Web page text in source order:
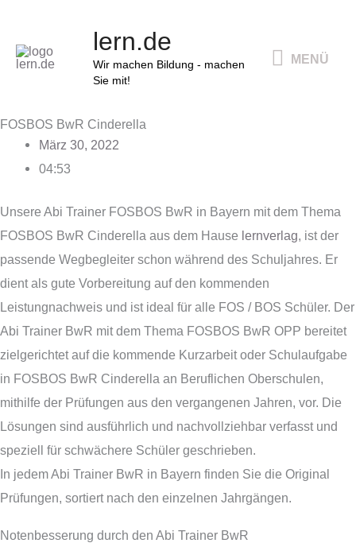
springen
lern.de
Wir machen Bildung - machen
Sie mit!
MENÜ
FOSBOS BwR Cinderella
März 30, 2022
04:53
Unsere Abi Trainer FOSBOS BwR in Bayern mit dem Thema
FOSBOS BwR Cinderella aus dem Hause lernverlag, ist der
passende Wegbegleiter schon während des Schuljahres. Er
dient als gute Vorbereitung auf den kommenden
Leistungnachweis und ist ideal für alle FOS / BOS Schüler. Der
Abi Trainer BwR mit dem Thema FOSBOS BwR OPP bereitet
zielgerichtet auf die kommende Kurzarbeit oder Schulaufgabe
in FOSBOS BwR Cinderella an Beruflichen Oberschulen,
mithilfe der Prüfungen aus den vergangenen Jahren, vor. Die
Lösungen sind ausführlich und nachvollziehbar verfasst und
speziell für schwächere Schüler geschrieben.
In jedem Abi Trainer BwR in Bayern finden Sie die Original
Prüfungen, sortiert nach den einzelnen Jahrgängen.
Notenbesserung durch den Abi Trainer BwR